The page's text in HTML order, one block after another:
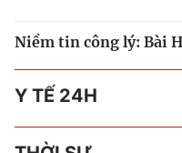
Niềm tin công lý: Bài
Y TẾ 24H